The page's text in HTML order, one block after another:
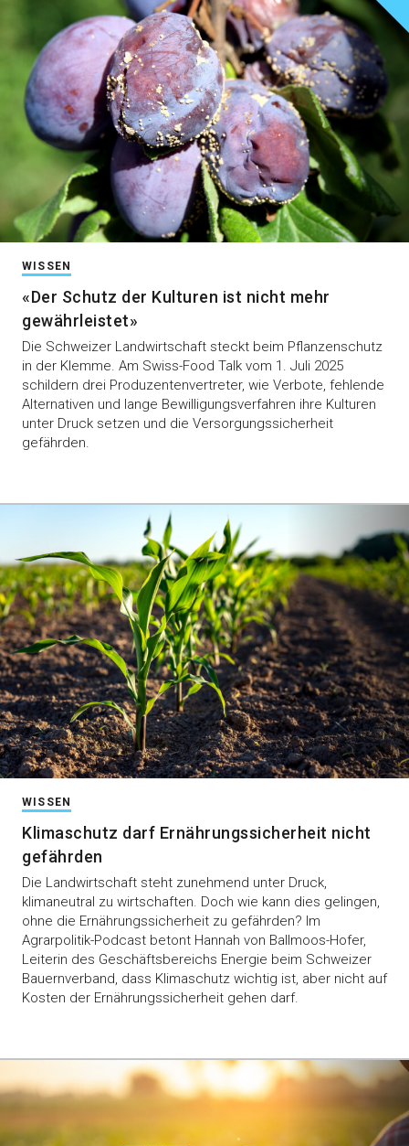
WISSEN
«Der Schutz der Kulturen ist nicht mehr
gewährleistet»
Die Schweizer Landwirtschaft steckt beim Pflanzenschutz
in der Klemme. Am Swiss-Food Talk vom 1. Juli 2025
schildern drei Produzentenvertreter, wie Verbote, fehlende
Alternativen und lange Bewilligungsverfahren ihre Kulturen
unter Druck setzen und die Versorgungssicherheit
gefährden.
WISSEN
Klimaschutz darf Ernährungssicherheit nicht
gefährden
Die Landwirtschaft steht zunehmend unter Druck,
klimaneutral zu wirtschaften. Doch wie kann dies gelingen,
ohne die Ernährungssicherheit zu gefährden? Im
Agrarpolitik-Podcast betont Hannah von Ballmoos-Hofer,
Leiterin des Geschäftsbereichs Energie beim Schweizer
Bauernverband, dass Klimaschutz wichtig ist, aber nicht auf
Kosten der Ernährungssicherheit gehen darf.